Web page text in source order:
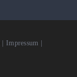
| Impressum |